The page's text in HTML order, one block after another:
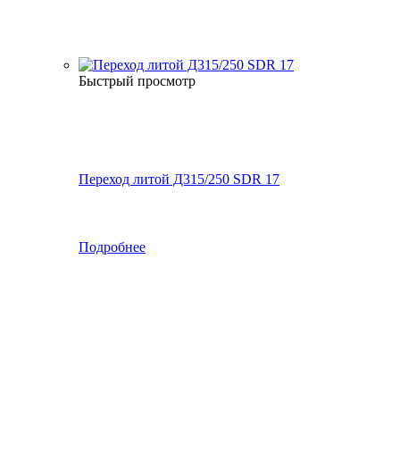
Быстрый просмотр
Переход литой Д315/250 SDR 17
Подробнее